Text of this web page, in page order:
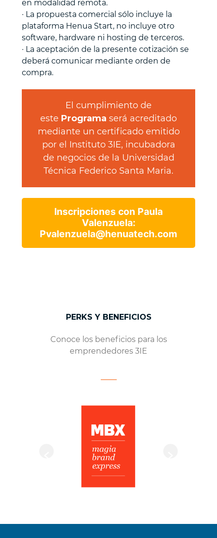
en modalidad remota.
· La propuesta comercial sólo incluye la
plataforma Henua Start, no incluye otro
software, hardware ni hosting de terceros.
· La aceptación de la presente cotización se
deberá comunicar mediante orden de
compra.
El cumplimiento de
este Programa será acreditado
mediante un certificado emitido
por el Instituto 3IE, incubadora
de negocios de la Universidad
Técnica Federico Santa Maria.
Inscripciones con Paula
Valenzuela:
Pvalenzuela@henuatech.com
PERKS Y BENEFICIOS
Conoce los beneficios para los
emprendedores 3IE